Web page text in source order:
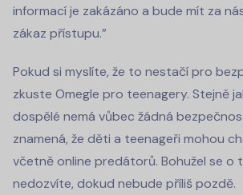
informací je zakázáno a bude mít za
zákaz přístupu.”
Pokud si myslíte, že to nestačí pro
zkuste Omegle pro teenagery. Stejně
dospělé nemá vůbec žádná
znamená, že děti a teenageři mohou
včetně online predátorů. Bohužel se o
nedozvíte, dokud nebude příliš pozdě.